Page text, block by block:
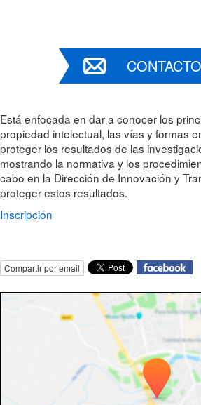
CONTACTO
Está enfocada en dar a conocer los
propiedad intelectual, las vías y formas
proteger los resultados de las
mostrando la normativa y los
cabo en la Dirección de Innovación y
proteger estos resultados.
Inscripción
Compartir por email